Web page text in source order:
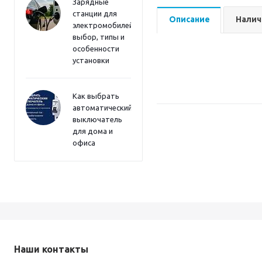
Зарядные
станции для
электромобилей:
выбор, типы и
особенности
установки
Как выбрать
автоматический
выключатель
для дома и
офиса
Описание
Наши контакты